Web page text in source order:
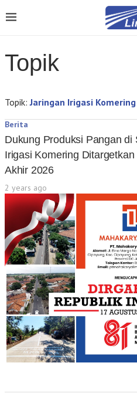
Topik
Topik: Jaringan Irigasi
Berita
Dukung Produksi Pangan di
Irigasi Komering Ditargetkan
Akhir 2026
2 years ago